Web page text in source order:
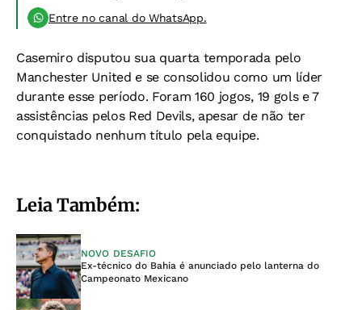
Entre no canal do WhatsApp.
Casemiro disputou sua quarta temporada pelo
Manchester United e se consolidou como um líder
durante esse período. Foram 160 jogos, 19 gols e 7
assistências pelos Red Devils, apesar de não ter
conquistado nenhum título pela equipe.
Leia Também:
NOVO DESAFIO
Ex-técnico do Bahia é anunciado pelo lanterna do
Campeonato Mexicano